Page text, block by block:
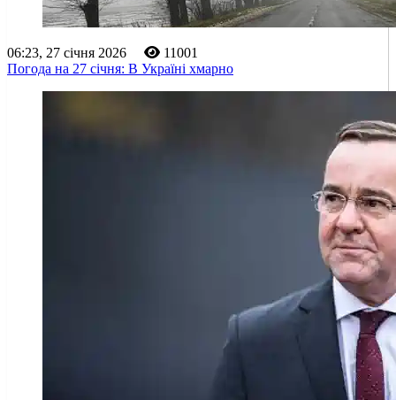
06:23, 27 січня 2026
11001
Погода на 27 січня: В Україні хмарно